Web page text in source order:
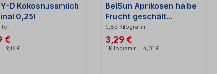
y
y
D Kokosnussmilch
0,25l
€
9,16 €
BelSun Aprikosen halbe
Frucht geschält
gezuckert 850ml
0,82 Kilogramm
3,29 €
1 Kilogramm = 4,01 €